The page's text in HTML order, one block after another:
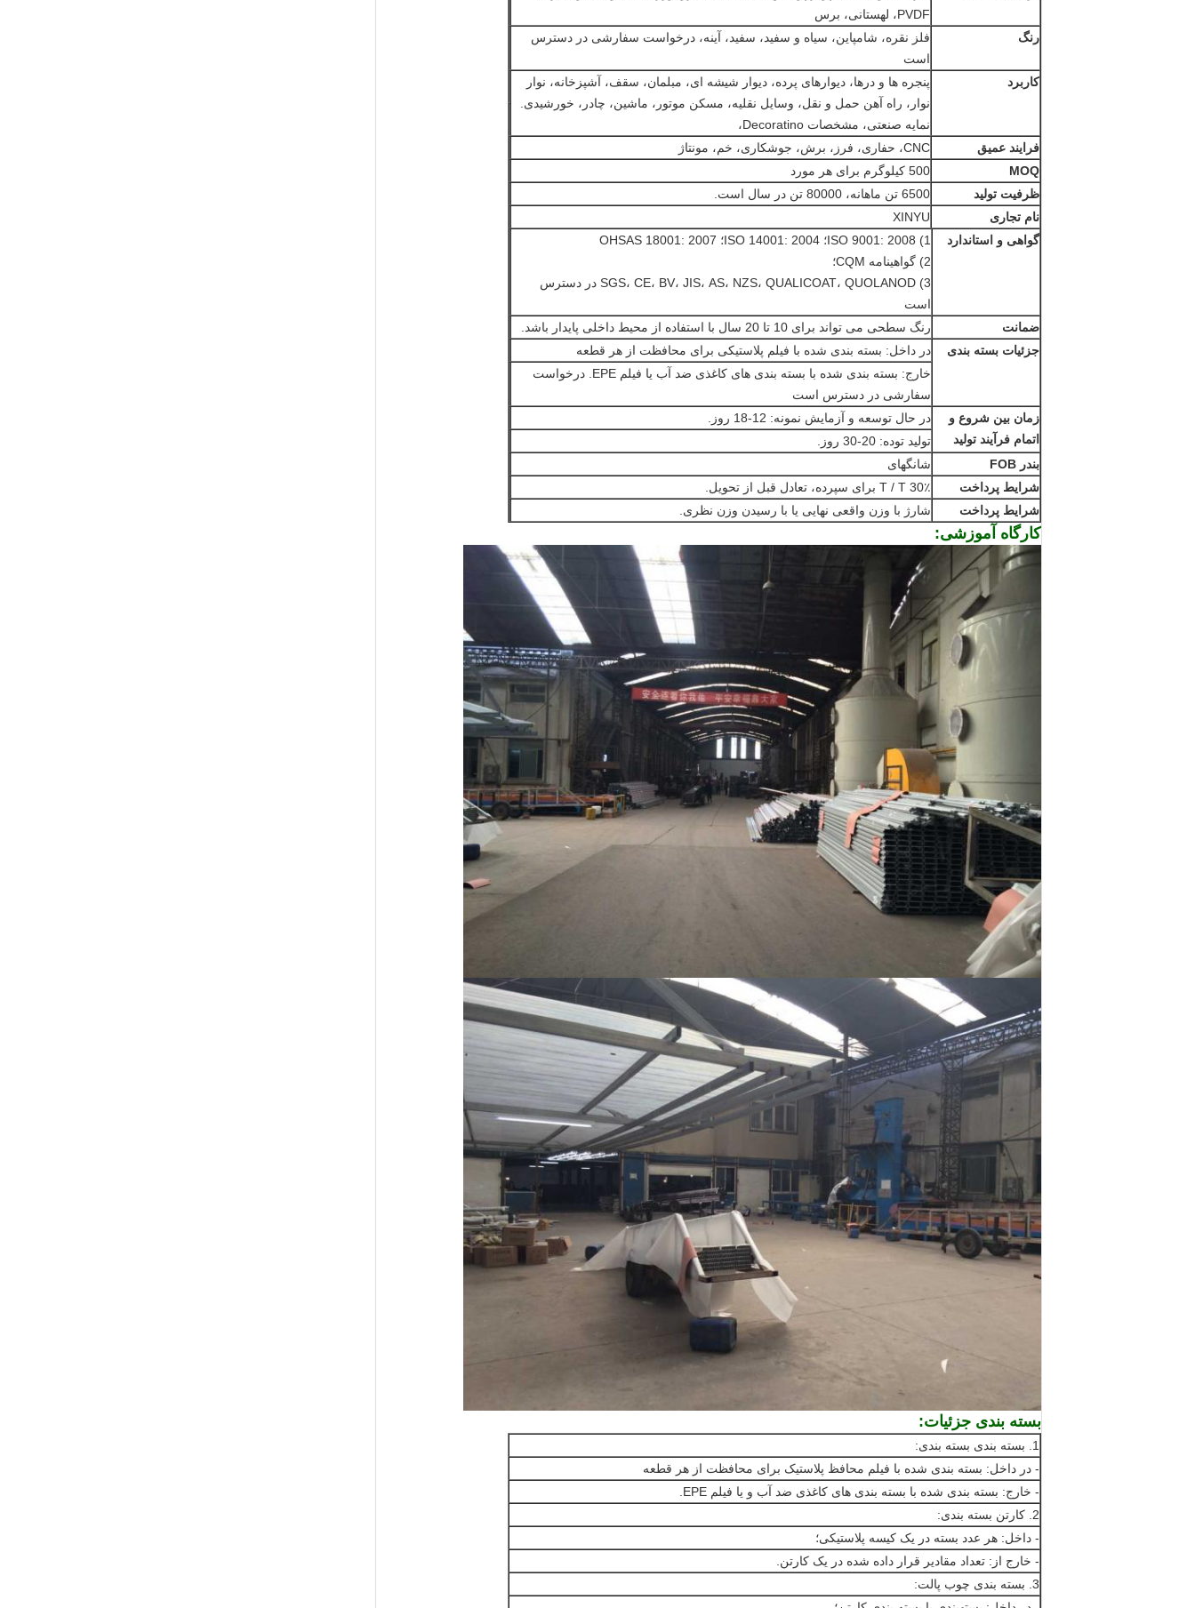
PVDF، لهستانی، برس
رنگ
فلز نقره، شامپاین، سیاه و سفید، سفید، آینه، درخواست سفارشی در دسترس
است
کاربرد
پنجره ها و درها، دیوارهای پرده، دیوار شیشه ای، مبلمان، سقف، آشپزخانه، نوار
نوار، راه آهن حمل و نقل، وسایل نقلیه، مسکن موتور، ماشین، چادر، خورشیدی.
نمایه صنعتی، مشخصات Decoratino،
فرایند عمیق
CNC، حفاری، فرز، برش، جوشکاری، خم، مونتاژ
MOQ
500 کیلوگرم برای هر مورد
ظرفیت تولید
6500 تن ماهانه، 80000 تن در سال است.
نام تجاری
XINYU
گواهی و استاندارد
1) ISO 9001: 2008؛ ISO 14001: 2004؛ OHSAS 18001: 2007
2) گواهینامه CQM؛
3) SGS، CE، BV، JIS، AS، NZS، QUALICOAT، QUOLANOD در دسترس
است
ضمانت
رنگ سطحی می تواند برای 10 تا 20 سال با استفاده از محیط داخلی پایدار باشد.
جزئیات بسته بندی
در داخل: بسته بندی شده با فیلم پلاستیکی برای محافظت از هر قطعه
خارج: بسته بندی شده با بسته بندی های کاغذی ضد آب یا فیلم EPE. درخواست
سفارشی در دسترس است
زمان بین شروع و
اتمام فرآیند تولید
در حال توسعه و آزمایش نمونه: 12-18 روز.
تولید توده: 20-30 روز.
بندر FOB
شانگهای
شرایط پرداخت
T / T 30٪ برای سپرده، تعادل قبل از تحویل.
شرایط پرداخت
شارژ با وزن واقعی نهایی یا با رسیدن وزن نظری.
کارگاه آموزشی:
بسته بندی جزئیات:
1. بسته بندی بسته بندی:
- در داخل: بسته بندی شده با فیلم محافظ پلاستیک برای محافظت از هر قطعه
- خارج: بسته بندی شده با بسته بندی های کاغذی ضد آب و یا فیلم EPE.
2. کارتن بسته بندی:
- داخل: هر عدد بسته در یک کیسه پلاستیکی؛
- خارج از: تعداد مقادیر قرار داده شده در یک کارتن.
3. بسته بندی چوب پالت: